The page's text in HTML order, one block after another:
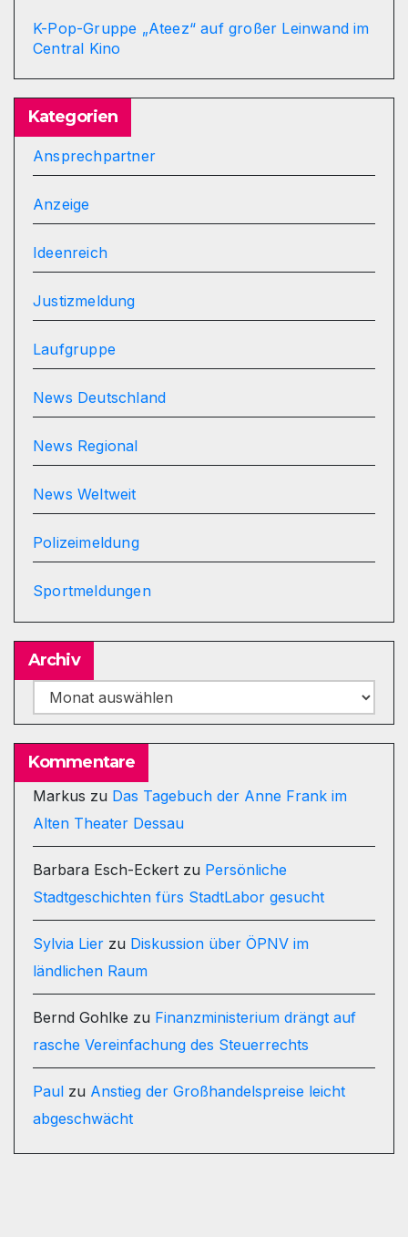
K-Pop-Gruppe „Ateez“ auf großer Leinwand im
Central Kino
Kategorien
Ansprechpartner
Anzeige
Ideenreich
Justizmeldung
Laufgruppe
News Deutschland
News Regional
News Weltweit
Polizeimeldung
Sportmeldungen
Archiv
Archiv
Kommentare
Markus zu Das Tagebuch der Anne Frank im
Alten Theater Dessau
Barbara Esch-Eckert zu Persönliche
Stadtgeschichten fürs StadtLabor gesucht
Sylvia Lier zu Diskussion über ÖPNV im
ländlichen Raum
Bernd Gohlke zu Finanzministerium drängt auf
rasche Vereinfachung des Steuerrechts
Paul zu Anstieg der Großhandelspreise leicht
abgeschwächt